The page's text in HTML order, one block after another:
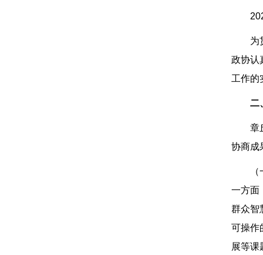
为
政协认
工作的
二
章
协商成
一方面
群众智
可操作
展等课